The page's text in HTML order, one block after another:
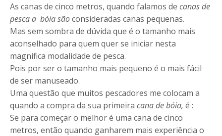
As canas de cinco metros, quando falamos de canas de
pesca a bóia sãoconsideradas canas pequenas.
Mas sem sombra de dúvida que é o tamanho mais
aconselhado para quem quer se iniciar nesta
magnifica modalidade de pesca.
Pois por ser o tamanho mais pequeno é o mais fácil
de ser manuseado.
Uma questão que muitos pescadores me colocam a
quando a compra da sua primeira cana de bóia, é :
Se para começar o melhor é uma cana de cinco
metros, então quando ganharem mais experiência o